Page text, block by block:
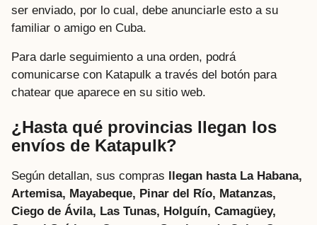
ser enviado, por lo cual, debe anunciarle esto a su
familiar o amigo en Cuba.
Para darle seguimiento a una orden, podrá
comunicarse con Katapulk a través del botón para
chatear que aparece en su sitio web.
¿Hasta qué provincias llegan los
envíos de Katapulk?
Según detallan, sus compras llegan hasta La Habana,
Artemisa, Mayabeque, Pinar del Río, Matanzas,
Ciego de Ávila, Las Tunas, Holguín, Camagüey,